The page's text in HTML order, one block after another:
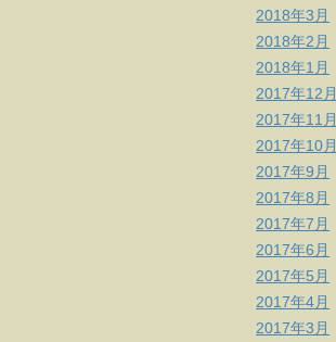
2018年3月
2018年2月
2018年1月
2017年12月
2017年11月
2017年10月
2017年9月
2017年8月
2017年7月
2017年6月
2017年5月
2017年4月
2017年3月